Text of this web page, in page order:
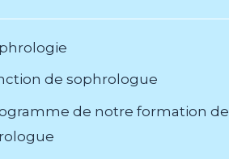
de sophrologue
de notre formation de